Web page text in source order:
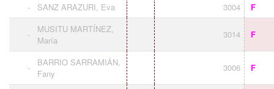
- SANZ ARAZURI, Eva 3004 F
-
MUSITU MARTÍNEZ,
María
3014 F
-
BARRIO SARRAMIÁN,
Fany
3006 F